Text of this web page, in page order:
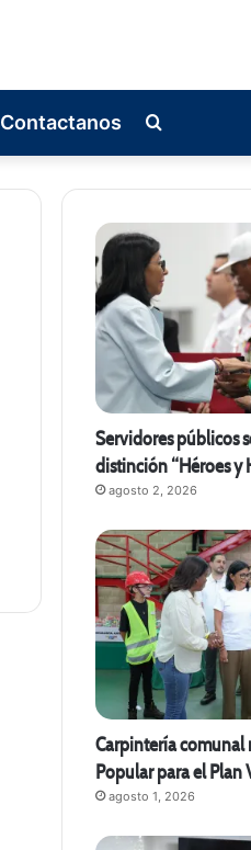
Contactanos
de
Servidores públicos
distinción “Héroes y
agosto 2, 2026
Carpintería comunal
Popular para el Plan
agosto 1, 2026